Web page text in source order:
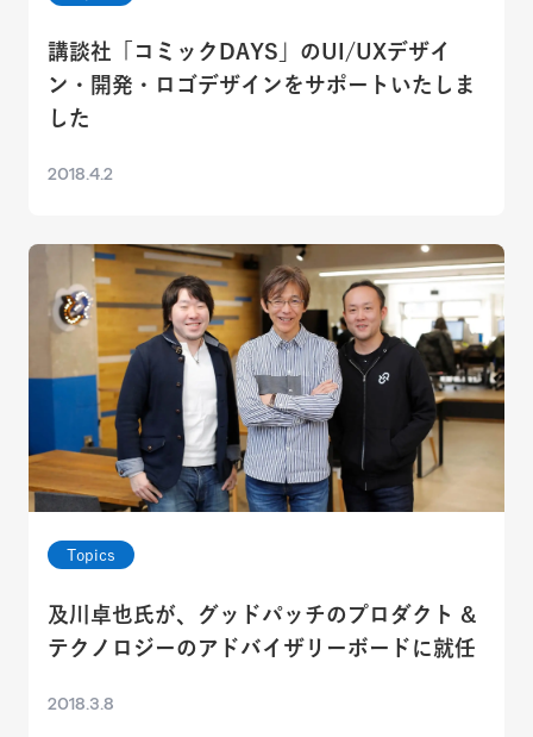
講談社「コミックDAYS」のUI/UXデザイ
ン・開発・ロゴデザインをサポートいたしま
した
2018.4.2
Topics
及川卓也氏が、グッドパッチのプロダクト &
テクノロジーのアドバイザリーボードに就任
2018.3.8